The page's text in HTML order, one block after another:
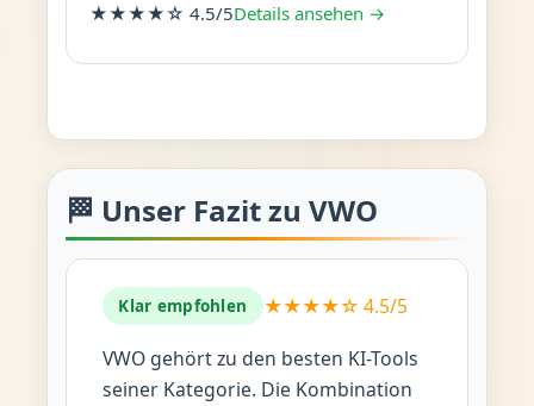
★★★★☆ 4.5/5Details ansehen →
🏁 Unser Fazit zu VWO
Klar empfohlen ★★★★☆ 4.5/5
VWO gehört zu den besten KI-Tools
seiner Kategorie. Die Kombination